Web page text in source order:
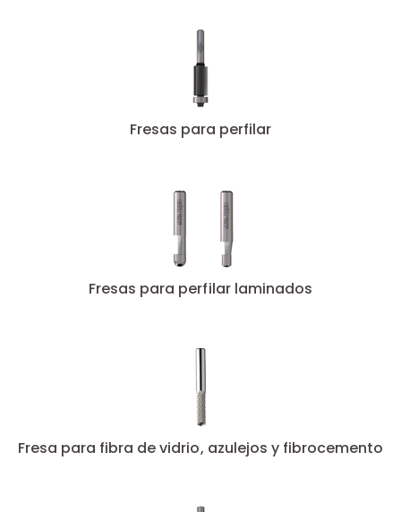
Fresas para perfilar
Fresas para perfilar laminados
Fresa para fibra de vidrio, azulejos y fibrocemento